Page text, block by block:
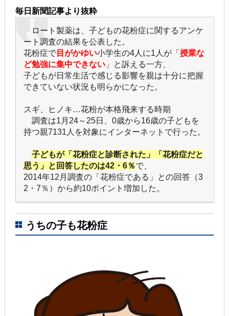
毎日新聞記事より抜粋
ロート製薬は、子どもの花粉症に関するアンケ
ート調査の結果を公表した。
花粉症で目がかゆい小学生の4人に1人が「 授業な
ど勉強に集中できない」と訴える一方、
子どもが日常生活で感じる影響を親は十分に把握
できていない状況も明らかになった。
スギ、ヒノキ…花粉が本格飛来する時期
調査は1月24～25日、0歳から16歳の子どもを
持つ親7131人を対象にインターネットで行った。
子どもが「花粉症と診断された」「花粉症だと
思う」と回答したのは42・6％で、
2014年12月調査の「花粉症である」との回答（3
2・7％）から約10ポイント増加した。
うちの子も花粉症